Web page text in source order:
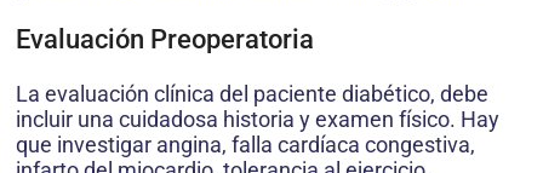
Evaluación Preoperatoria
La evaluación clínica del paciente diabético, debe
incluir una cuidadosa historia y examen físico. Hay
que investigar angina, falla cardíaca congestiva,